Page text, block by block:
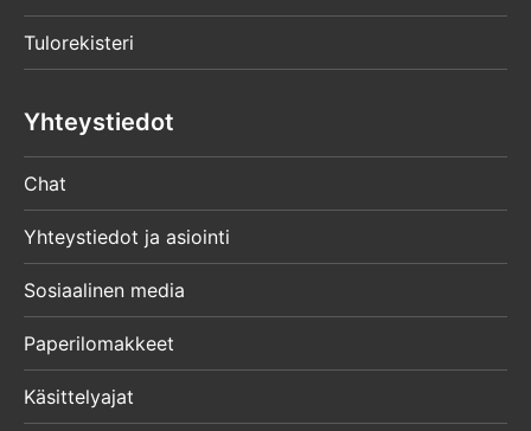
Tulorekisteri
Yhteystiedot
Chat
Yhteystiedot ja asiointi
Sosiaalinen media
Paperilomakkeet
Käsittelyajat